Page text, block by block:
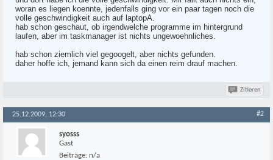
woran es liegen koennte, jedenfalls ging vor ein paar tagen noch die
volle geschwindigkeit auch auf laptopA.
hab schon geschaut, ob irgendwelche programme im hintergrund
laufen, aber im taskmanager ist nichts ungewoehnliches.
hab schon ziemlich viel gegoogelt, aber nichts gefunden.
daher hoffe ich, jemand kann sich da einen reim drauf machen.
Zitieren
25.12.2009, 12:30 #2
syosss
Gast
Beiträge: n/a